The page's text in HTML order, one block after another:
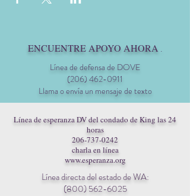
ENCUENTRE APOYO AHORA .
Línea de defensa de DOVE
(206) 462-0911
Llama o envía un mensaje de texto
Línea de esperanza DV del condado de King las 24
horas
206-737-0242
charla en línea
www.esperanza.org
Línea directa del estado de WA:
(800) 562-6025